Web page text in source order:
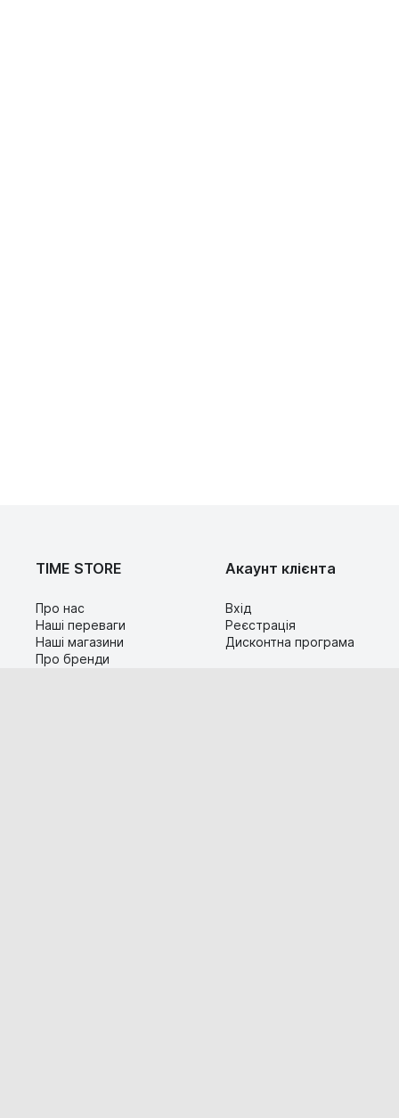
TIME STORE
Про нас
Наші переваги
Наші магазини
Про бренди
Акаунт клієнта
Вхід
Реєстрація
Дисконтна програма